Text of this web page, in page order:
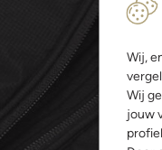
Wij,
Wij
jouw